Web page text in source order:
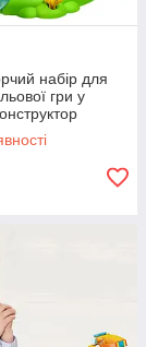
набір для
гри у
146 деталей